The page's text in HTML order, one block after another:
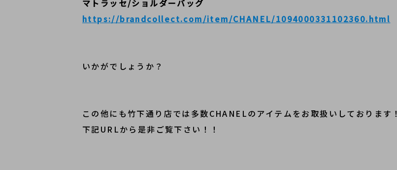
マトラッセ/ショルダーバッグ
https://brandcollect.com/item/CHANEL/1094000331102360.html
いかがでしょうか？
この他にも竹下通り店では多数CHANELのアイテムをお取扱いしております！
下記URLから是非ご覧下さい！！